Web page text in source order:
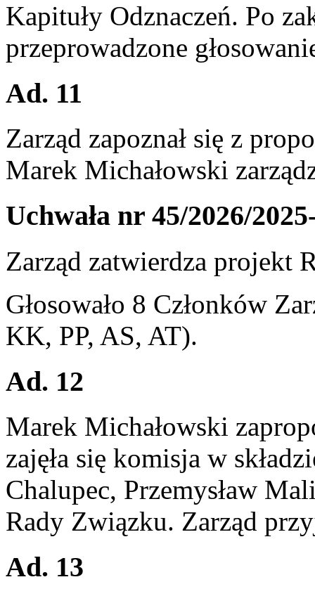
Kapituły Odznaczeń. Po
przeprowadzone
Ad. 11
Zarząd zapoznał się z
Marek Michałowski
Uchwała nr 45/2026/
Zarząd zatwierdza projekt
Głosowało 8 Członków
KK, PP, AS, AT).
Ad. 12
Marek Michałowski
zajęła się komisja w
Chalupec, Przemysław
Rady Związku. Zarząd
Ad. 13